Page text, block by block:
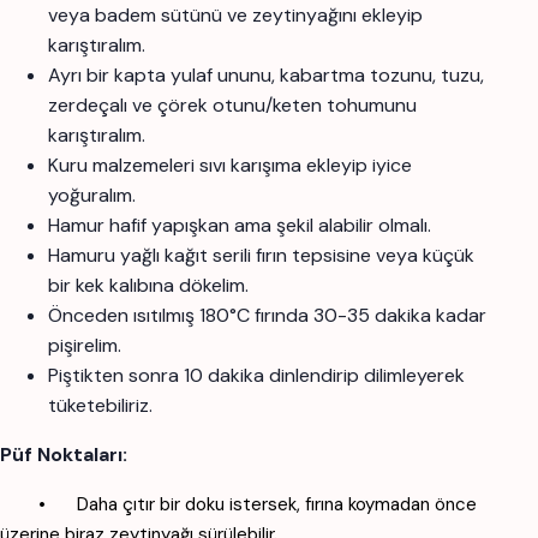
veya badem sütünü ve zeytinyağını ekleyip
karıştıralım.
Ayrı bir kapta yulaf ununu, kabartma tozunu, tuzu,
zerdeçalı ve çörek otunu/keten tohumunu
karıştıralım.
Kuru malzemeleri sıvı karışıma ekleyip iyice
yoğuralım.
Hamur hafif yapışkan ama şekil alabilir olmalı.
Hamuru yağlı kağıt serili fırın tepsisine veya küçük
bir kek kalıbına dökelim.
Önceden ısıtılmış 180°C fırında 30-35 dakika kadar
pişirelim.
Piştikten sonra 10 dakika dinlendirip dilimleyerek
tüketebiliriz.
Püf Noktaları:
•
Daha çıtır bir doku istersek, fırına koymadan önce